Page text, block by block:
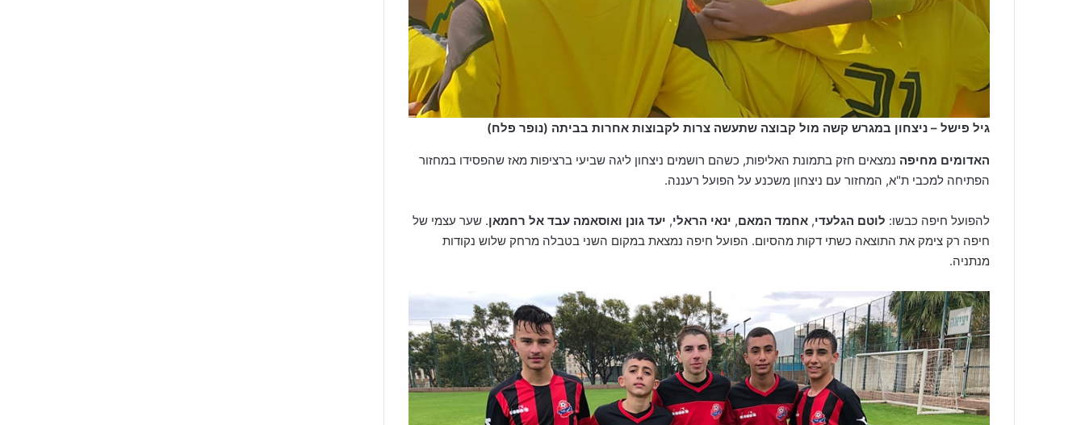
גיל פישל – ניצחון במגרש קשה מול קבוצה שתעשה צרות לקבוצות אחרות בביתה (נופר פלח)
האדומים מחיפה נמצאים חזק בתמונת האליפות, כשהם רושמים ניצחון ליגה שביעי ברציפות מאז שהפסידו במחזור
הפתיחה למכבי ת"א, המחזור עם ניצחון משכנע על הפועל רעננה.
להפועל חיפה כבשו: לוטם הגלעדי, אחמד המאם, ינאי הראלי, יעד גונן ואוסאמה עבד אל רחמאן. שער עצמי של
חיפה רק צימק את התוצאה כשתי דקות מהסיום. הפועל חיפה נמצאת במקום השני בטבלה מרחק שלוש נקודות
מנתניה.